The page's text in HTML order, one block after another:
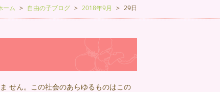
ーム 自由の子ブログ 2018年9月 29日
せん。この社会のあらゆるものはこの